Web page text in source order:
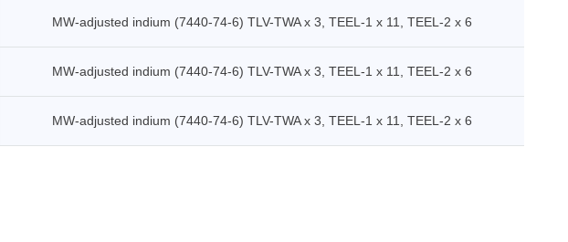
MW-adjusted indium (7440-74-6) TLV-TWA x 3, TEEL-1 x 11, TEEL-2 x 6
MW-adjusted indium (7440-74-6) TLV-TWA x 3, TEEL-1 x 11, TEEL-2 x 6
MW-adjusted indium (7440-74-6) TLV-TWA x 3, TEEL-1 x 11, TEEL-2 x 6